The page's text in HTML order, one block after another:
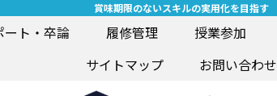
賞味期限のないスキルの実用化を目指す
ート・卒論 履修管理 授業参加
サイトマップ
お問い合わせ